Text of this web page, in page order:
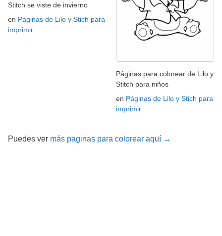
Stitch se viste de invierno
en Páginas de Lilo y Stich para
imprimir
Páginas para colorear de Lilo y
Stitch para niños
en Páginas de Lilo y Stich para
imprimir
Puedes ver más paginas para colorear aquí →